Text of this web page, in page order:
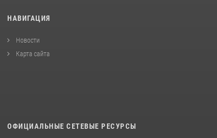
НАВИГАЦИЯ
Новости
Карта сайта
ОФИЦИАЛЬНЫЕ СЕТЕВЫЕ РЕСУРСЫ